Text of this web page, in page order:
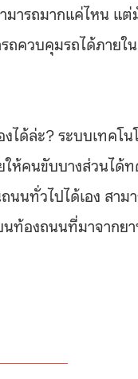
ารถมากแค่ไหน แ
ควบคุมรถได้ภายใน
ด้ล่ะ? ระบบเทคโน
ห้คนขับบางส่วนได้
นทั่วไปได้เอง สาม
ท้องถนนที่มาจากย